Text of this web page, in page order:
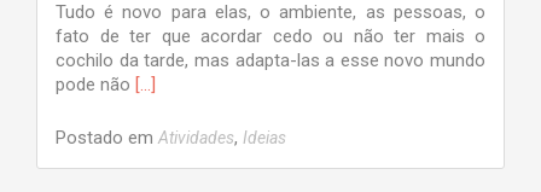
Tudo é novo para elas, o ambiente, as pessoas, o
fato de ter que acordar cedo ou não ter mais o
cochilo da tarde, mas adapta-las a esse novo mundo
pode não Leia
sobreATIVIDADES
[…]
Postado em Atividades, Ideias